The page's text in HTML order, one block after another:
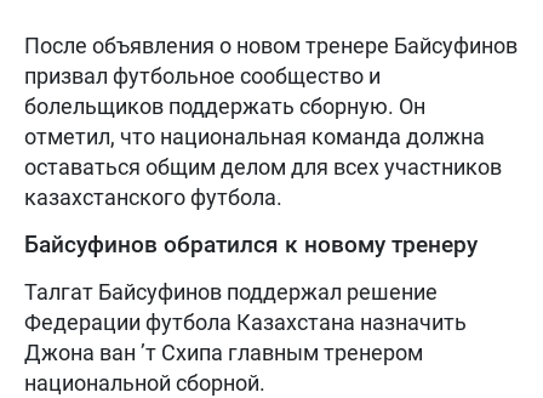
После объявления о новом тренере Байсуфинов
призвал футбольное сообщество и
болельщиков поддержать сборную. Он
отметил, что национальная команда должна
оставаться общим делом для всех участников
казахстанского футбола.
Байсуфинов обратился к новому тренеру
Талгат Байсуфинов поддержал решение
Федерации футбола Казахстана назначить
Джона ван ’т Схипа главным тренером
национальной сборной.